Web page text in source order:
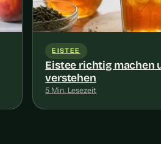
EISTEE
Eistee richtig machen
verstehen
5 Min. Lesezeit